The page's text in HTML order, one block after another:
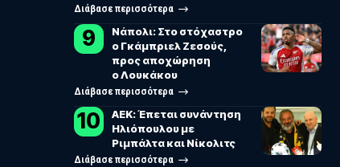
Διάβασε περισσότερα
Νάπολι: Στο στόχαστρο
ο Γκάμπριελ Ζεσούς,
προς αποχώρηση
ο Λουκάκου
Διάβασε περισσότερα
ΑΕΚ: Έπεται συνάντηση
Ηλιόπουλου με
Ριμπάλτα και Νίκολιτς
Διάβασε περισσότερα